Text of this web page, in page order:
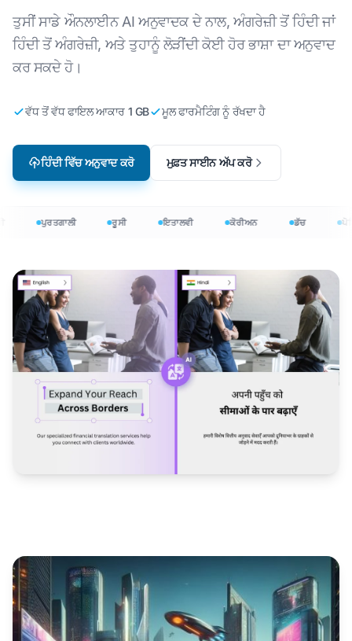
ਤੁਸੀਂ ਸਾਡੇ ਔਨਲਾਈਨ AI ਅਨੁਵਾਦਕ ਦੇ ਨਾਲ, ਅੰਗਰੇਜ਼ੀ ਤੋਂ ਹਿੰਦੀ ਜਾਂ
ਹਿੰਦੀ ਤੋਂ ਅੰਗਰੇਜ਼ੀ, ਅਤੇ ਤੁਹਾਨੂੰ ਲੋੜੀਂਦੀ ਕੋਈ ਹੋਰ ਭਾਸ਼ਾ ਦਾ ਅਨੁਵਾਦ
ਕਰ ਸਕਦੇ ਹੋ।
ਵੱਧ ਤੋਂ ਵੱਧ ਫਾਇਲ ਆਕਾਰ 1 GB ਮੂਲ ਫਾਰਮੈਟਿੰਗ ਨੂੰ ਰੱਖਦਾ ਹੈ
ਹਿੰਦੀ ਵਿੱਚ ਅਨੁਵਾਦ ਕਰੋ ਮੁਫ਼ਤ ਸਾਈਨ ਅੱਪ ਕਰੋ
ਪੁਰਤਗਾਲੀ ਰੂਸੀ ਇਤਾਲਵੀ ਕੋਰੀਅਨ ਡੱਚ